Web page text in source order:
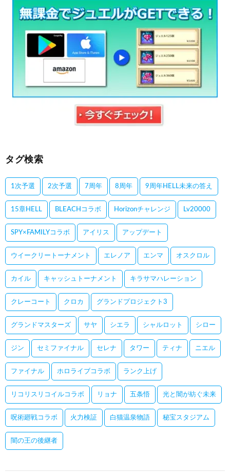
タグ検索
1次予選 2次予選 7周年 8周年 9周年HELL未来の答え
15章HELL BLEACHコラボ Horizonチャレンジ Lv20000
SPY×FAMILYコラボ アイリス アップデート
ウイークリートーナメント エレノア エンマ オスクロル
カイル キャッシュトーナメント キラサマハレーション
クレーコート クロカ グランドプロジェクト3
グランドマスターズ サヤ シエラ シャルロット シロー
ジン セミファイナル セレナ タワー ティナ ニエル
ファイナル ホロライブコラボ ランク上げ
リコリスリコイルコラボ リョナ 五条悟 光と闇が紡ぐ未来
呪術廻戦コラボ 火力検証 白猫温泉物語 秘宝スタジアム
闇の王の後継者